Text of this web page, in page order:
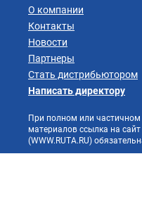
О компании
Контакты
Новости
Партнеры
Стать дистрибьютором
Написать директору
При полном или частичном
материалов ссылка на
(WWW.RUTA.RU)